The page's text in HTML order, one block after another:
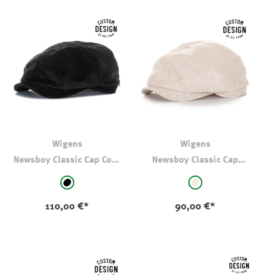
Wigens
Newsboy Classic Cap Cord
auswählen
schwarz
110,00 €*
Wigens
Newsboy Classic Cap
auswählen
natur
90,00 €*